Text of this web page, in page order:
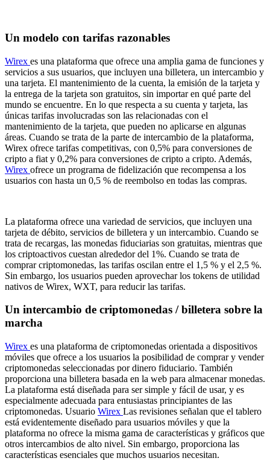
Un modelo con tarifas razonables
Wirex es una plataforma que ofrece una amplia gama de funciones y
servicios a sus usuarios, que incluyen una billetera, un intercambio y
una tarjeta. El mantenimiento de la cuenta, la emisión de la tarjeta y
la entrega de la tarjeta son gratuitos, sin importar en qué parte del
mundo se encuentre. En lo que respecta a su cuenta y tarjeta, las
únicas tarifas involucradas son las relacionadas con el
mantenimiento de la tarjeta, que pueden no aplicarse en algunas
áreas. Cuando se trata de la parte de intercambio de la plataforma,
Wirex ofrece tarifas competitivas, con 0,5% para conversiones de
cripto a fiat y 0,2% para conversiones de cripto a cripto. Además,
Wirex ofrece un programa de fidelización que recompensa a los
usuarios con hasta un 0,5 % de reembolso en todas las compras.
La plataforma ofrece una variedad de servicios, que incluyen una
tarjeta de débito, servicios de billetera y un intercambio. Cuando se
trata de recargas, las monedas fiduciarias son gratuitas, mientras que
los criptoactivos cuestan alrededor del 1%. Cuando se trata de
comprar criptomonedas, las tarifas oscilan entre el 1,5 % y el 2,5 %.
Sin embargo, los usuarios pueden aprovechar los tokens de utilidad
nativos de Wirex, WXT, para reducir las tarifas.
Un intercambio de criptomonedas / billetera sobre la
marcha
Wirex es una plataforma de criptomonedas orientada a dispositivos
móviles que ofrece a los usuarios la posibilidad de comprar y vender
criptomonedas seleccionadas por dinero fiduciario. También
proporciona una billetera basada en la web para almacenar monedas.
La plataforma está diseñada para ser simple y fácil de usar, y es
especialmente adecuada para entusiastas principiantes de las
criptomonedas. Usuario Wirex Las revisiones señalan que el tablero
está evidentemente diseñado para usuarios móviles y que la
plataforma no ofrece la misma gama de características y gráficos que
otros intercambios de alto nivel. Sin embargo, proporciona las
características esenciales que muchos usuarios necesitan.